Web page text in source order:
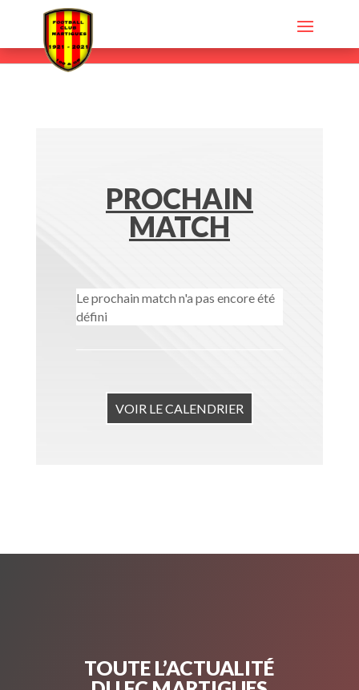
PROCHAIN
MATCH
Le prochain match n'a pas encore été
défini
VOIR LE CALENDRIER
TOUTE L’ACTUALITÉ